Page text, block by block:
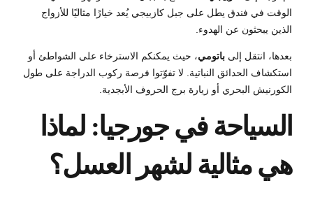
الوقت في فندق يطل على جبل كازبيجي يُعد خيارًا مثاليًا للأزواج
الذين يبحثون عن الهدوء.
بعدها، انتقل إلى باتومي، حيث يمكنكم الاسترخاء على الشواطئ أو
استكشاف الحدائق النباتية. لا تفوّتوا فرصة ركوب الدراجة على طول
الكورنيش البحري أو زيارة برج الحروف الأبجدية.
السياحة في جورجيا: لماذا
هي مثالية لشهر العسل؟